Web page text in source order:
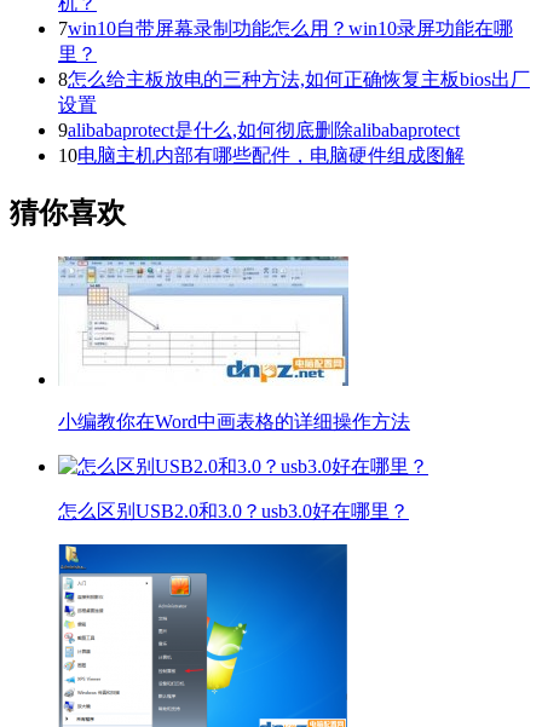
7win10自带屏幕录制功能怎么用？win10录屏功能在哪
里？
8怎么给主板放电的三种方法,如何正确恢复主板bios出厂
设置
9alibabaprotect是什么,如何彻底删除alibabaprotect
10电脑主机内部有哪些配件，电脑硬件组成图解
猜你喜欢
小编教你在Word中画表格的详细操作方法
怎么区别USB2.0和3.0？usb3.0好在哪里？